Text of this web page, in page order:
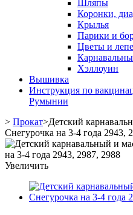
Шляпы
Коронки,
Крылья
Парики и
Цветы и
Хэллоуин
Вышивка
Инструкция по
Румынии
> Прокат>Детский
Снегурочка на 3-4 года 2943,
Увеличить